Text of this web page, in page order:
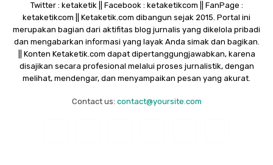
Twitter : ketaketik || Facebook : ketaketikcom || FanPage :
ketaketikcom || Ketaketik.com dibangun sejak 2015. Portal ini
merupakan bagian dari aktifitas blog jurnalis yang dikelola pribadi
dan mengabarkan informasi yang layak Anda simak dan bagikan.
|| Konten Ketaketik.com dapat dipertanggungjawabkan, karena
disajikan secara profesional melalui proses jurnalistik, dengan
melihat, mendengar, dan menyampaikan pesan yang akurat.
Contact us: contact@yoursite.com